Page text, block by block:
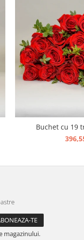
Buchet cu 19
magazinului.